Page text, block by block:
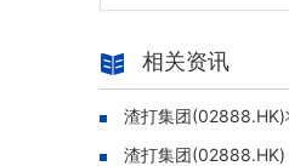
相关资讯
渣打集团
渣打集团